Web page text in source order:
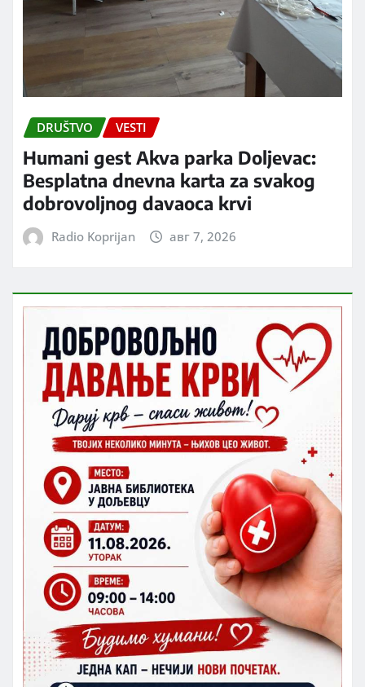
DRUŠTVO VESTI
Humani gest Akva parka Doljevac:
Besplatna dnevna karta za svakog
dobrovoljnog davaoca krvi
Radio Koprijan авг 7, 2026